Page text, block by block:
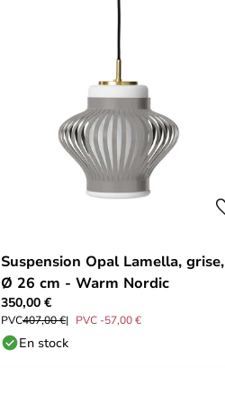
Suspension Opal Lamella, grise,
Ø 26 cm - Warm Nordic
350,00 €
PVC407,00 € PVC -57,00 €
En stock